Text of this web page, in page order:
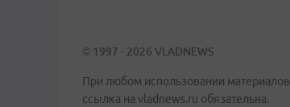
© 1997 - 2026 VLADNEWS
При любом использовании материалов
ссылка на vladnews.ru обязательна.